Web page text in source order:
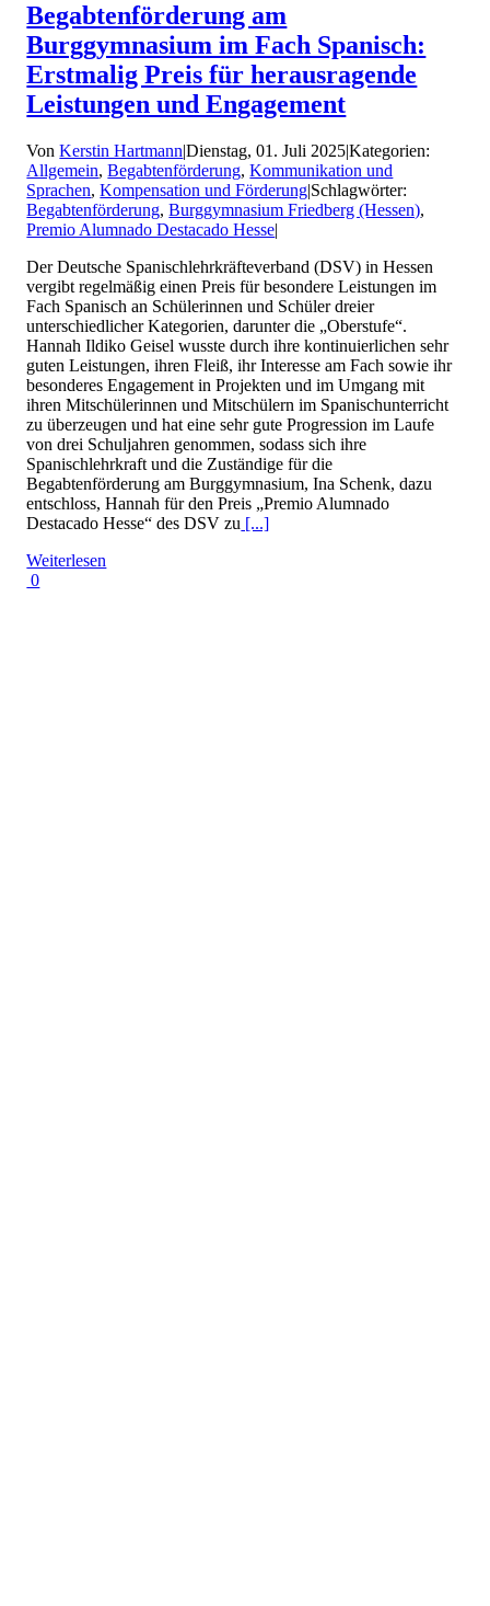
Begabtenförderung am
Burggymnasium im Fach Spanisch:
Erstmalig Preis für herausragende
Leistungen und Engagement
VonKerstin Hartmann|Dienstag, 01. Juli 2025|Kategorien:
Allgemein,Begabtenförderung,Kommunikation und
Sprachen,Kompensation und Förderung|Schlagwörter:
Begabtenförderung,Burggymnasium Friedberg (Hessen),
Premio Alumnado Destacado Hesse|
Der Deutsche Spanischlehrkräfteverband (DSV) in Hessen
vergibt regelmäßig einen Preis für besondere Leistungen im
Fach Spanisch an Schülerinnen und Schüler dreier
unterschiedlicher Kategorien, darunter die „Oberstufe“.
Hannah Ildiko Geisel wusste durch ihre kontinuierlichen sehr
guten Leistungen, ihren Fleiß, ihr Interesse am Fach sowie ihr
besonderes Engagement in Projekten und im Umgang mit
ihren Mitschülerinnen und Mitschülern im Spanischunterricht
zu überzeugen und hat eine sehr gute Progression im Laufe
von drei Schuljahren genommen, sodass sich ihre
Spanischlehrkraft und die Zuständige für die
Begabtenförderung am Burggymnasium, Ina Schenk, dazu
entschloss, Hannah für den Preis „Premio Alumnado
Destacado Hesse“ des DSV zu [...]
Weiterlesen
0